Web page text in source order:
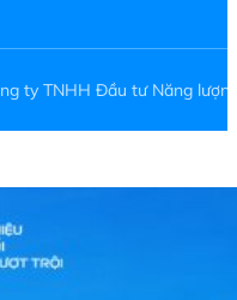
ty TNHH Đầu tư Năng